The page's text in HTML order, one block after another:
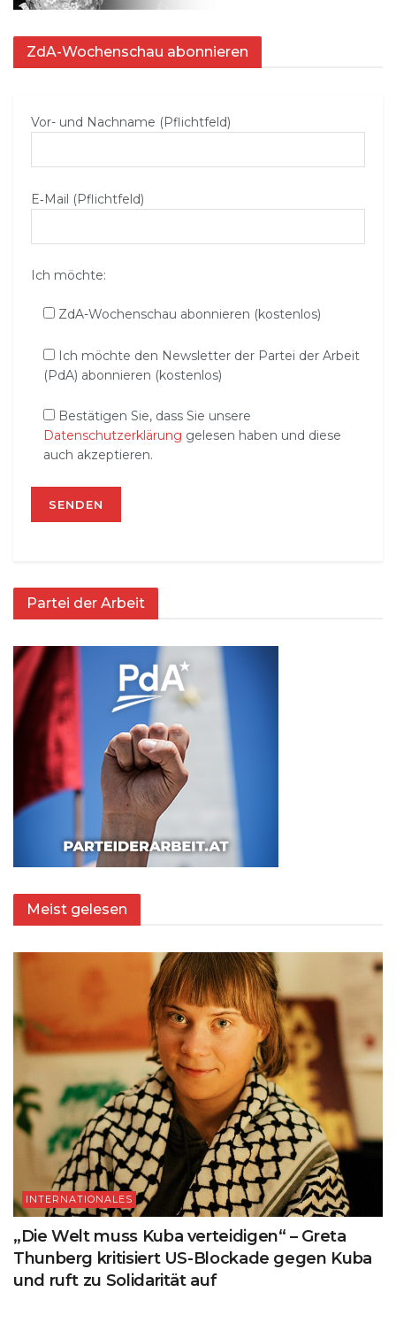
ZdA-Wochenschau abonnieren
Vor- und Nachname (Pflichtfeld)
E‑Mail (Pflichtfeld)
Ich möchte:
ZdA-Wochenschau abonnieren (kostenlos)
Ich möchte den Newsletter der Partei der Arbeit
(PdA) abonnieren (kostenlos)
Bestätigen Sie, dass Sie unsere
Datenschutzerklärung gelesen haben und diese
auch akzeptieren.
Partei der Arbeit
Meist gelesen
INTERNATIONALES
„Die Welt muss Kuba verteidigen“ – Greta
Thunberg kritisiert US-Blockade gegen Kuba
und ruft zu Solidarität auf